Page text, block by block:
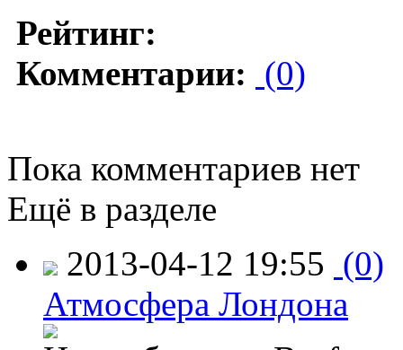
Рейтинг:
Комментарии: (0)
Пока комментариев нет
Ещё в разделе
2013-04-12 19:55 (0)
Атмосфера Лондона